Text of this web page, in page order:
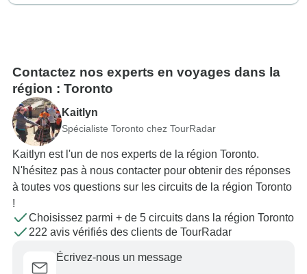
Contactez nos experts en voyages dans la
région : Toronto
Kaitlyn
Spécialiste Toronto chez TourRadar
Kaitlyn est l'un de nos experts de la région Toronto.
N'hésitez pas à nous contacter pour obtenir des réponses
à toutes vos questions sur les circuits de la région Toronto
!
Choisissez parmi + de 5 circuits dans la région Toronto
222 avis vérifiés des clients de TourRadar
Écrivez-nous un message